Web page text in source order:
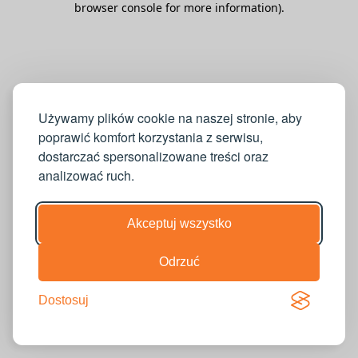
Używamy plików cookie na naszej stronie, aby
poprawić komfort korzystania z serwisu,
dostarczać spersonalizowane treści oraz
analizować ruch.
Akceptuj wszystko
Odrzuć
Dostosuj
browser console for more information).